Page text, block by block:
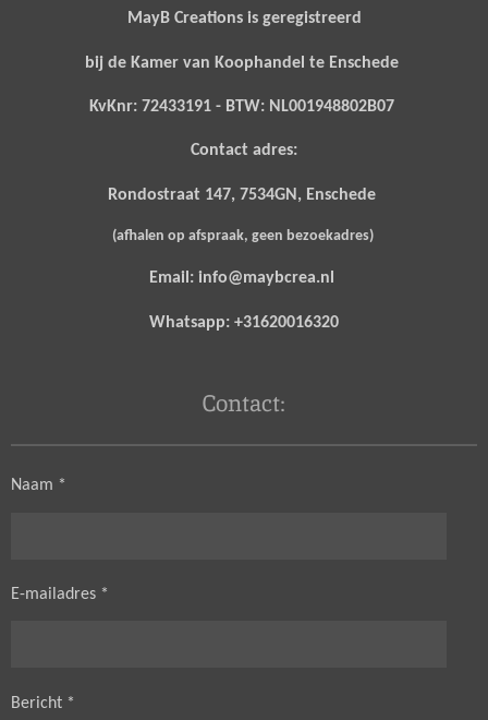
MayB Creations is geregistreerd
bij de Kamer van Koophandel te Enschede
KvKnr: 72433191 - BTW: NL001948802B07
Contact adres:
Rondostraat 147, 7534GN, Enschede
(afhalen op afspraak, geen bezoekadres)
Email: info@maybcrea.nl
Whatsapp: +31620016320
Contact:
Naam *
E-mailadres *
Bericht *